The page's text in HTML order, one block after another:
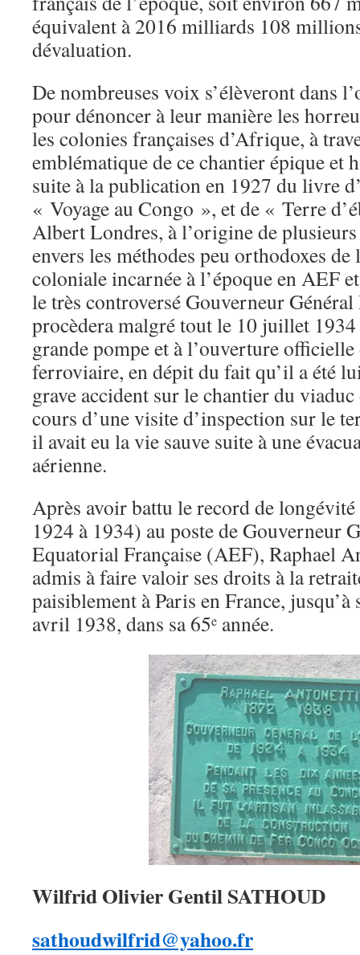
équivalent à 2016 milliards 108
dévaluation.
De nombreuses voix s’élèveront dans
pour dénoncer à leur manière les
les colonies françaises d’Afrique, à
emblématique de ce chantier épique et
suite à la publication en 1927 du livre
« Voyage au Congo », et de « Terre
Albert Londres, à l’origine de
envers les méthodes peu orthodoxes
coloniale incarnée à l’époque en AEF
le très controversé Gouverneur
procèdera malgré tout le 10 juillet
grande pompe et à l’ouverture
ferroviaire, en dépit du fait qu’il a été
grave accident sur le chantier du
cours d’une visite d’inspection sur le
il avait eu la vie sauve suite à une
aérienne.
Après avoir battu le record de
1924 à 1934) au poste de Gouverneur
Equatorial Française (AEF), Raphael
admis à faire valoir ses droits à la
paisiblement à Paris en France,
avril 1938, dans sa 65e année.
Wilfrid Olivier Gentil SATHOUD
sathoudwilfrid@yahoo.fr